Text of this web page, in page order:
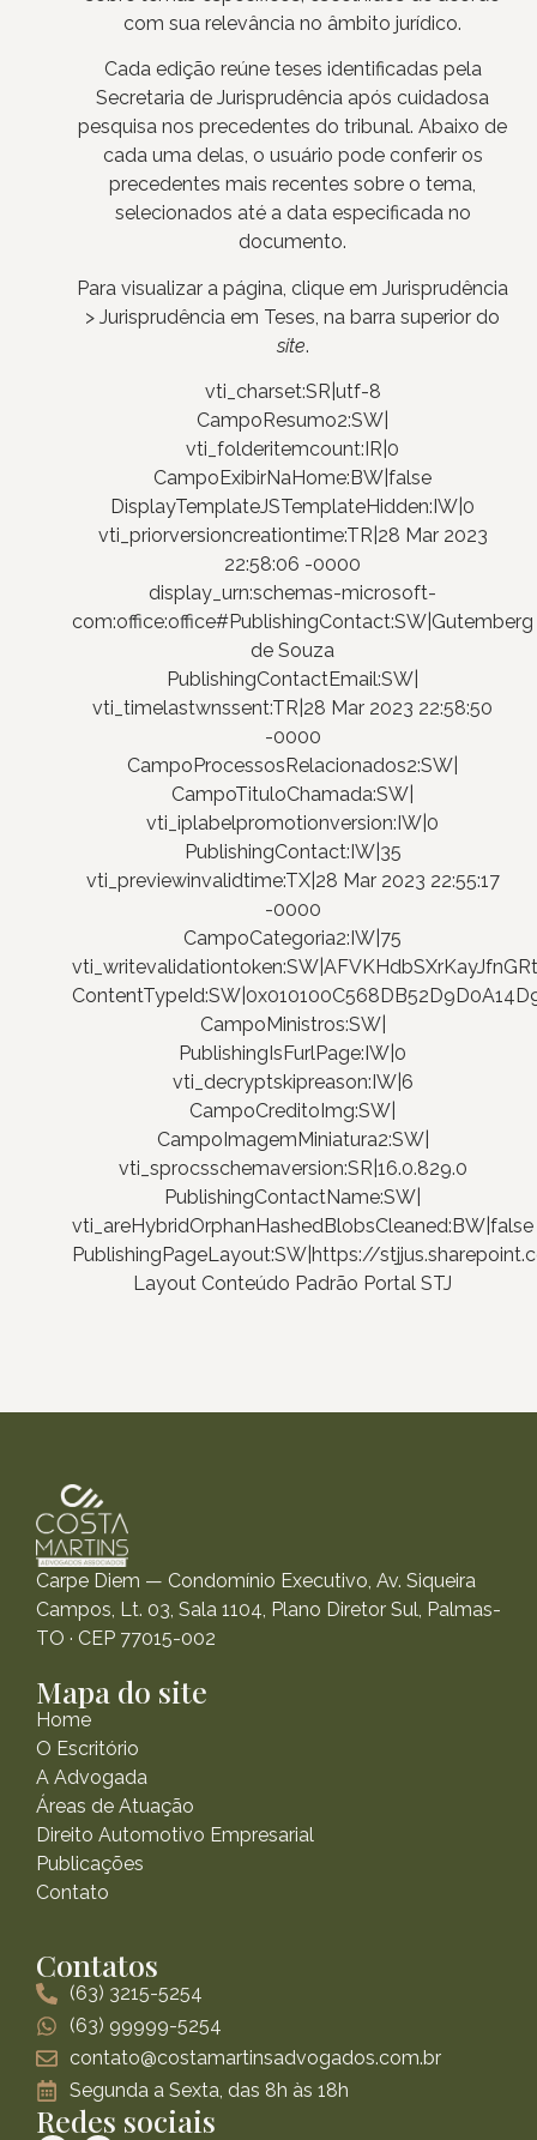
com sua relevância no âmbito jurídico.
Cada edição reúne teses identificadas pela
Secretaria de Jurisprudência após cuidadosa
pesquisa nos precedentes do tribunal. Abaixo de
cada uma delas, o usuário pode conferir os
precedentes mais recentes sobre o tema,
selecionados até a data especificada no
documento.
Para visualizar a página, clique em Jurisprudência
> Jurisprudência em Teses, na barra superior do
site.
vti_charset:SR|utf-8
CampoResumo2:SW|
vti_folderitemcount:IR|0
CampoExibirNaHome:BW|false
DisplayTemplateJSTemplateHidden:IW|0
vti_priorversioncreationtime:TR|28 Mar 2023
22:58:06 -0000
display_urn:schemas-microsoft-
com:office:office#PublishingContact:SW|Gutemberg
de Souza
PublishingContactEmail:SW|
vti_timelastwnssent:TR|28 Mar 2023 22:58:50
-0000
CampoProcessosRelacionados2:SW|
CampoTituloChamada:SW|
vti_iplabelpromotionversion:IW|0
PublishingContact:IW|35
vti_previewinvalidtime:TX|28 Mar 2023 22:55:17
-0000
CampoCategoria2:IW|75
CampoMinistros:SW|
PublishingIsFurlPage:IW|0
vti_decryptskipreason:IW|6
CampoCreditoImg:SW|
CampoImagemMiniatura2:SW|
vti_sprocsschemaversion:SR|16.0.829.0
PublishingContactName:SW|
vti_areHybridOrphanHashedBlobsCleaned:BW|false
PublishingPageLayout:SW|https://
Layout Conteúdo Padrão Portal STJ
Carpe Diem — Condomínio Executivo, Av. Siqueira
Campos, Lt. 03, Sala 1104, Plano Diretor Sul, Palmas-
TO · CEP 77015-002
Mapa do site
Home
O Escritório
A Advogada
Áreas de Atuação
Direito Automotivo Empresarial
Publicações
Contato
Contatos
(63) 3215-5254
(63) 99999-5254
contato@costamartinsadvogados.com.br
Segunda a Sexta, das 8h às 18h
Redes sociais